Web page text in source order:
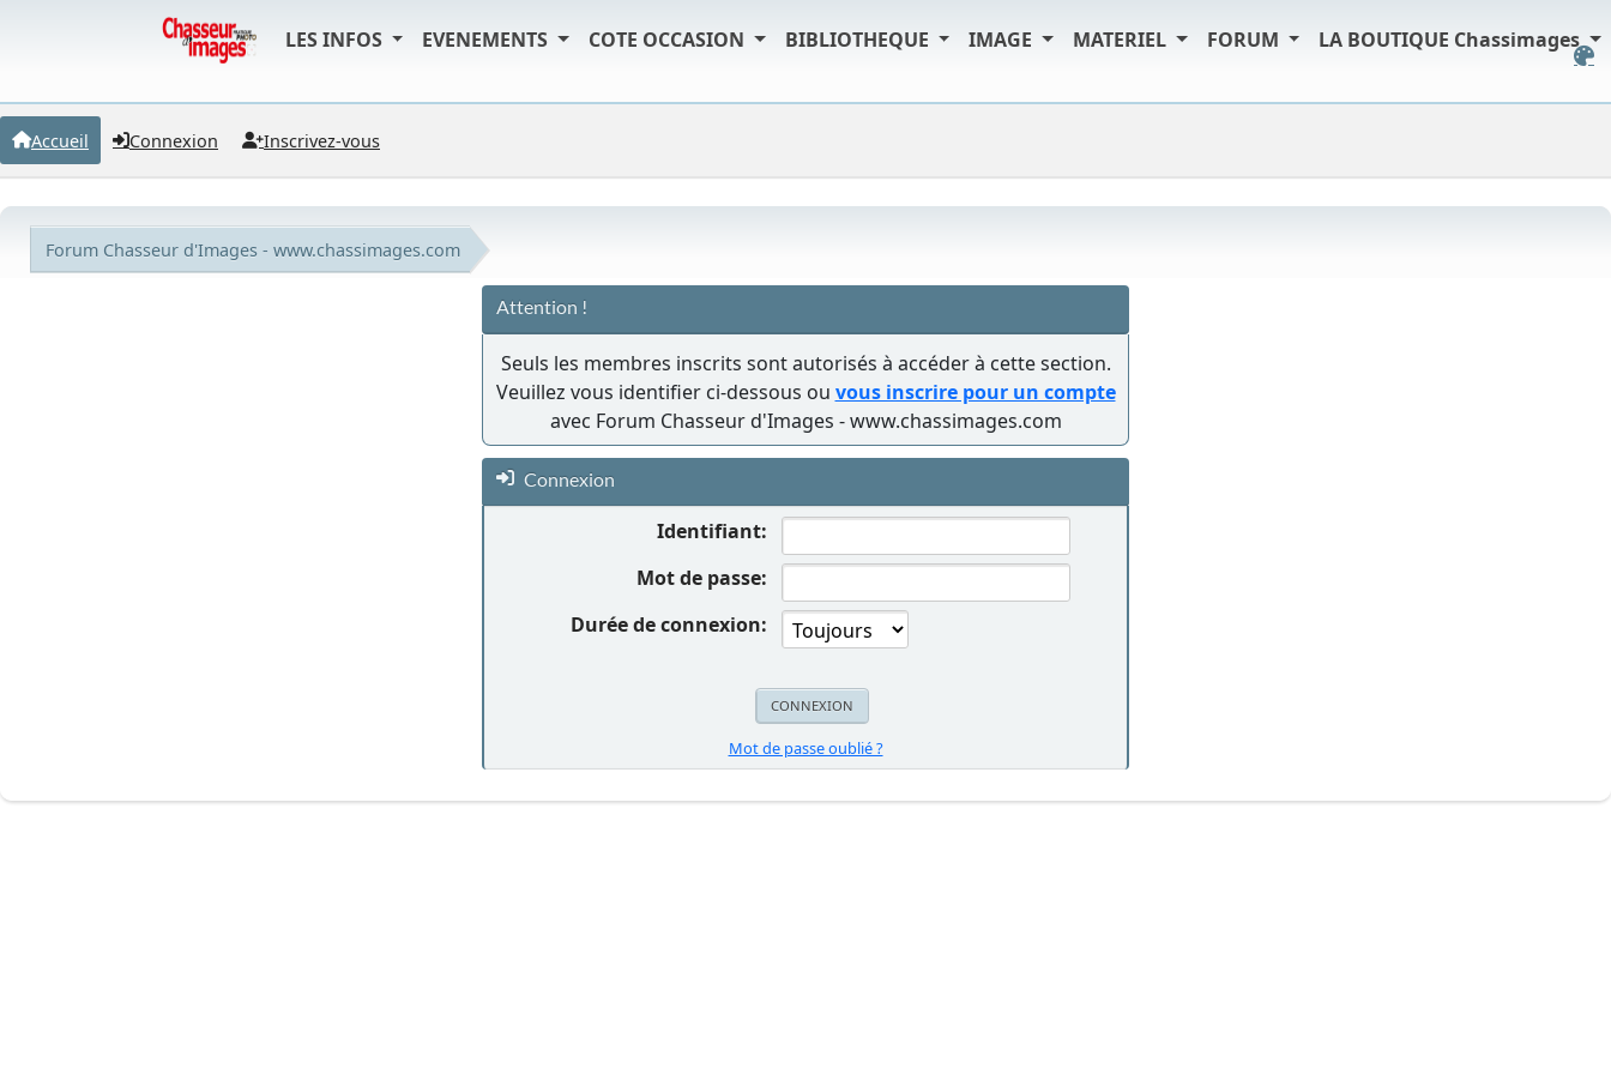
LES INFOS EVENEMENTS COTE OCCASION BIBLIOTHEQUE IMAGE MATERIEL FORUM LA BOUTIQUE Chassimages
Accueil Connexion Inscrivez-vous
Forum Chasseur d'Images - www.chassimages.com
Attention !
Seuls les membres inscrits sont autorisés à accéder à cette section.
Veuillez vous identifier ci-dessous ou vous inscrire pour un compte
avec Forum Chasseur d'Images - www.chassimages.com
Connexion
Identifiant:
Mot de passe:
Durée de connexion:
Mot de passe oublié ?